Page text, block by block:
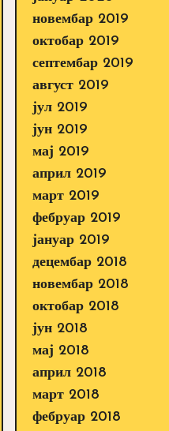
новембар 2019
октобар 2019
септембар 2019
август 2019
јул 2019
јун 2019
мај 2019
април 2019
март 2019
фебруар 2019
јануар 2019
децембар 2018
новембар 2018
октобар 2018
јун 2018
мај 2018
април 2018
март 2018
фебруар 2018